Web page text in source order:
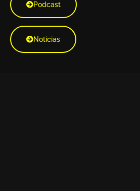
Podcast
Noticias